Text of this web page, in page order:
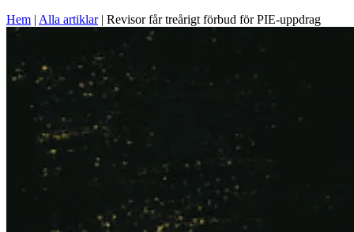
Hem | Alla artiklar| Revisor får treårigt förbud för PIE-uppdrag